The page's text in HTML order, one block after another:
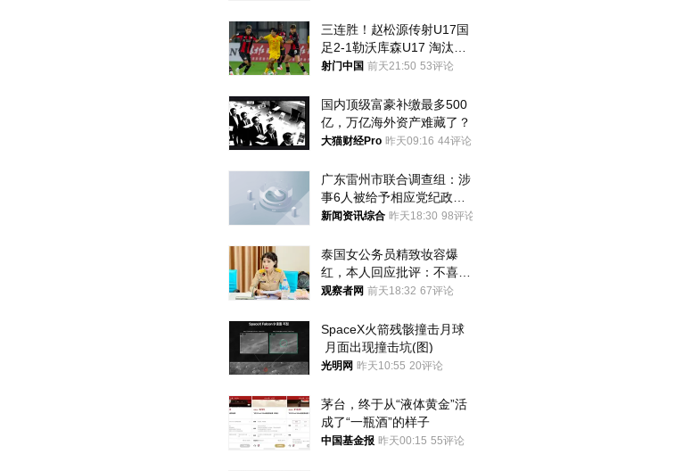
三连胜！赵松源传射U17国
足2-1勒沃库森U17 淘汰赛
将战河床
射门中国 前天21:50 53评论
国内顶级富豪补缴最多500
亿，万亿海外资产难藏了？
大猫财经Pro 昨天09:16 44评论
广东雷州市联合调查组：涉
事6人被给予相应党纪政务
处分和组织处理
新闻资讯综合 昨天18:30 98评论
泰国女公务员精致妆容爆
红，本人回应批评：不喜欢
就别看
观察者网 前天18:32 67评论
SpaceX火箭残骸撞击月球
月面出现撞击坑(图)
光明网 昨天10:55 20评论
茅台，终于从“液体黄金”活
成了“一瓶酒”的样子
中国基金报 昨天00:15 55评论